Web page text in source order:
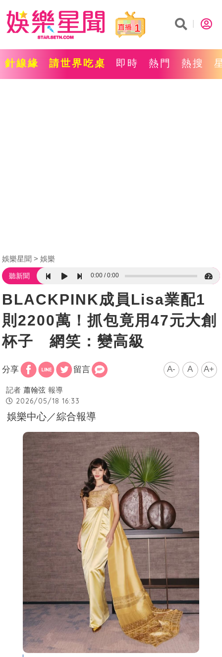
1
針線緣 請世界吃桌 即時 熱門 熱搜
娛樂星聞 娛樂
聽新聞 0:00 0:00
BLACKPINK成員Lisa業配1
則2200萬！抓包竟用47元大創
杯子 網笑：變高級
分享 留言 A- A A+
記者 蕭翰弦 報導
2026/05/18 16:33
娛樂中心／綜合報導